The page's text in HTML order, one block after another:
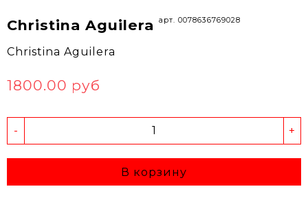
Christina Aguilera арт. 0078636769028
Christina Aguilera
1800.00 руб
- +
В корзину